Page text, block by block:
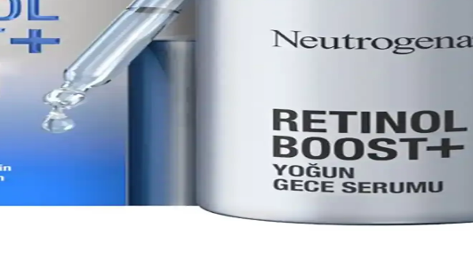
detaylı bilgiler içerir. Uzman önerileriyle sağlıklı ve parlak bir cilt için
artırır ve kırışıklıkları azaltır. Düzenli kullanım ve doğru ürün
Bakım Seçenekleri
gözenekleri sıkılaştırır, fazla yağı kontrol eder ve tahrişi önler.
ve Etkili Sonuçlar
ince çizgi ve kırışıklıkları azaltır, düzenli kullanımda gözle görülür sonuçlar